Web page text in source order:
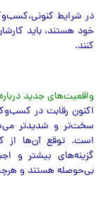
در شرایط
خود هستند، باید
کنند.
واقعیت‌های جدید
اکنون رقابت در
سخت‌تر و شدیدتر
است. توقع آن‌ها از
گزینه‌های بیشتر و
بی‌حوصله هستند و